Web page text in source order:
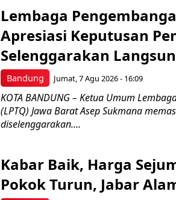
Bandung
Lembaga
Apresiasi Keputusan
Selenggarakan
Jumat, 7 Agu 2026 - 16:09
KOTA BANDUNG – Ketua Umum
(LPTQ) Jawa Barat Asep Sukmana
diselenggarakan....
Kabar Baik, Harga
Pokok Turun, Jabar